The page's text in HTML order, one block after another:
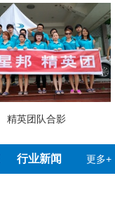
精英团队合影
行业新闻 更多+